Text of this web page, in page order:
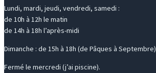
Lundi, mardi, jeudi, vendredi, samedi :
de 10h à 12h le matin
de 14h à 18h l’après-midi
Dimanche : de 15h à 18h (de Pâques à Septembre)
Fermé le mercredi (j’ai piscine).